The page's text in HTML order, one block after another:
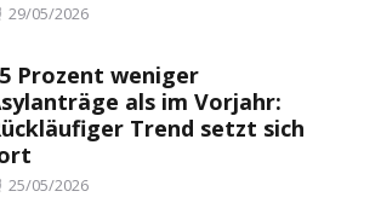
Posted
29/05/2026
Prozent weniger
als im Vorjahr:
Trend setzt sich
Posted
25/05/2026